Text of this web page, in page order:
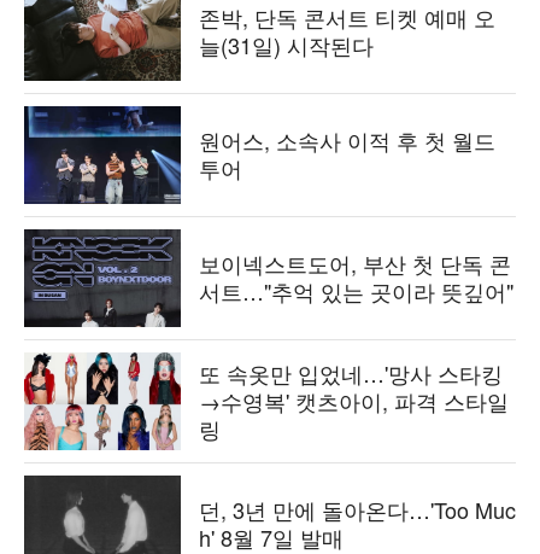
존박, 단독 콘서트 티켓 예매 오
늘(31일) 시작된다
원어스, 소속사 이적 후 첫 월드
투어
보이넥스트도어, 부산 첫 단독 콘
서트…"추억 있는 곳이라 뜻깊어"
또 속옷만 입었네…'망사 스타킹
→수영복' 캣츠아이, 파격 스타일
링
던, 3년 만에 돌아온다…'Too Muc
h' 8월 7일 발매